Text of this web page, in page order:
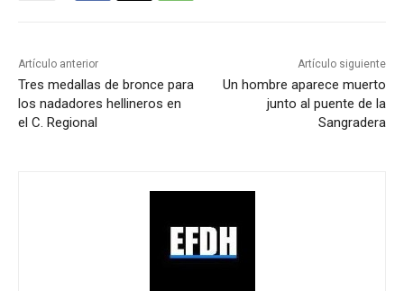
Artículo anterior
Tres medallas de bronce para
los nadadores hellineros en
el C. Regional
Artículo siguiente
Un hombre aparece muerto
junto al puente de la
Sangradera